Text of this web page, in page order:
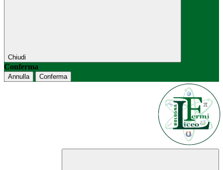
Chiudi
Conferma
Annulla Conferma